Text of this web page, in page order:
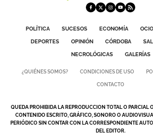
POLÍTICA SUCESOS ECONOMÍA OCIO
DEPORTES
OPINIÓN CÓRDOBA
NECROLÓGICAS
GALERÍAS
¿QUIÉNES SOMOS? CONDICIONES DE USO
CONTACTO
QUEDA PROHIBIDA LA REPRODUCCION TOTAL O PARCIAL
CONTENIDO ESCRITO, GRÁFICO, SONORO O
PERIÓDICO SIN CONTAR CON LA CORRESPONDIENTE
DEL EDITOR.